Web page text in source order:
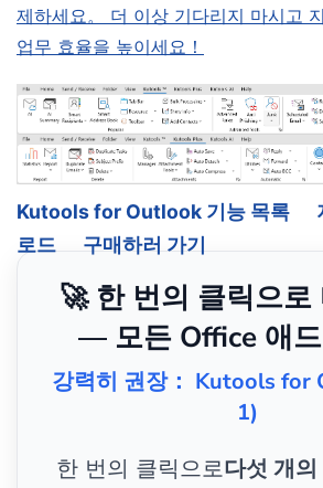
제하세요。 더 이상 기다리지 마시고
업무 효율을 높이세요！
Kutools for Outlook 기능 목록
로드
구매하러 가기
🚀 한 번의 클릭으로
— 모든 Office 애
강력히 권장： Kutools for
1)
한 번의 클릭으로다섯 개